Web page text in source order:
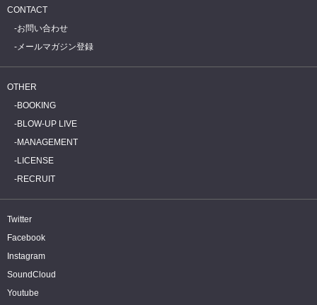
CONTACT
お問い合わせ
メールマガジン登録
OTHER
BOOKING
BLOW-UP LIVE
MANAGEMENT
LICENSE
RECRUIT
Twitter
Facebook
Instagram
SoundCloud
Youtube